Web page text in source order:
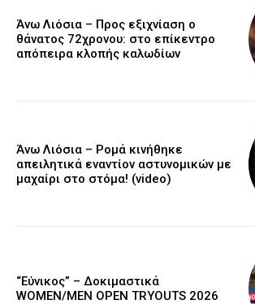
Άνω Λιόσια – Προς εξιχνίαση ο
θάνατος 72χρονου: στο επίκεντρο
απόπειρα κλοπής καλωδίων
Άνω Λιόσια – Ρομά κινήθηκε
απειλητικά εναντίον αστυνομικών με
μαχαίρι στο στόμα! (video)
“Εύνικος” – Δοκιμαστικά
WOMEN/MEN OPEN TRYOUTS 2026